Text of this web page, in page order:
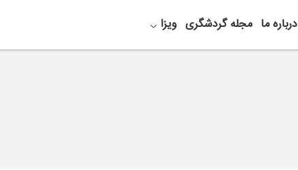
درباره ما مجله گردشگری ویزا